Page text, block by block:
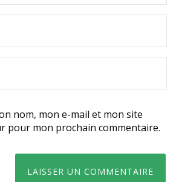
nom, mon e-mail et mon site
pour mon prochain commentaire.